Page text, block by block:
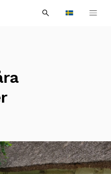
Languages
Sök